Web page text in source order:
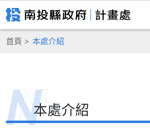
首頁 本處介紹
本處介紹